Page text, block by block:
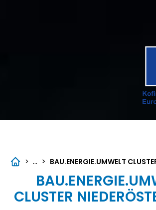
> ... >
CLUSTER